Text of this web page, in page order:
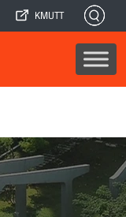
KMUTT